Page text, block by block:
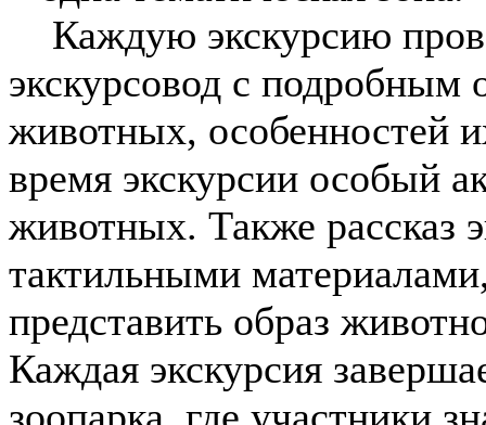
Каждую экскурсию
экскурсовод с подробным
животных, особенностей
время экскурсии особый
животных. Также рассказ
тактильными
представить образ
Каждая экскурсия